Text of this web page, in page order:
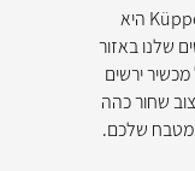
סדרת MattBlack של Küppersbusch היא
שלנו באזור
מכשיר ירשים
שחור כהה
שלכם.